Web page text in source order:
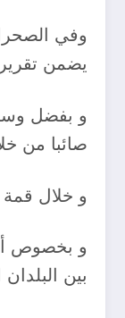
وفي
يضمن
صائبا من
و خلال قمة منظمة
و بخصوص
بين